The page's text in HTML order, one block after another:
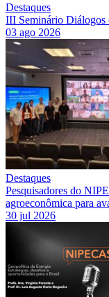
Destaques
III Seminário Diálogos
03 ago 2026
Destaques
Pesquisadores do
agroeconômica para
30 jul 2026